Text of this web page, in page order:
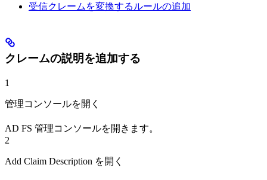
受信クレームを変換するルールの追加
クレームの説明を追加する
1
管理コンソールを開く
AD FS 管理コンソールを開きます。
2
Add Claim Description を開く